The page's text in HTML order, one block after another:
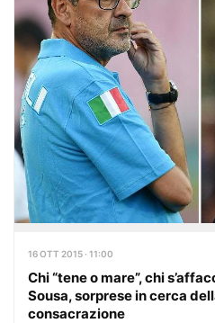
16 OTT 2015 · 11:00
Chi “tene o mare”, chi
Sousa, sorprese in cerca
consacrazione